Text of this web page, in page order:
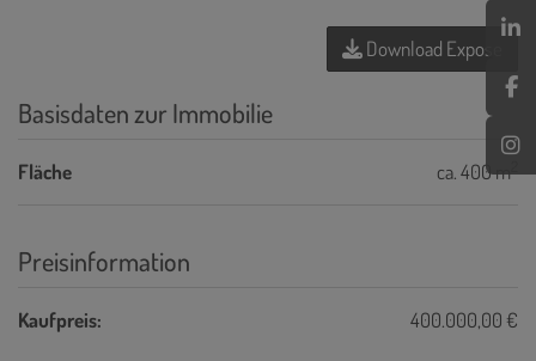
Download Expose
Basisdaten zur Immobilie
Fläche ca. 400 m
Preisinformation
Kaufpreis: 400.000,00 €